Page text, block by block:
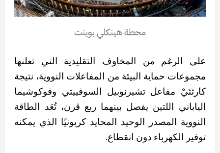
محطة هينكلي بوينت
على الرغم من المخاوف التقليدية التي تعلنها
مجموعات حماية البيئة من المفاعلات النووية، نتيجة
كارثتَيْ مفاعل تشيرنوبيل السوفييتي وفوكوشيما
الياباني اللتين يفصل بينهما ربع قرن، تُعَد الطاقة
النووية المصدر الوحيد المحايد كربونيًا الذي يمكنه
توفير الكهرباء دون انقطاع.